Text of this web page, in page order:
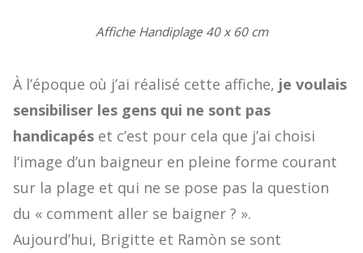
Affiche Handiplage 40 x 60 cm
À l’époque où j’ai réalisé cette affiche, je voulais
sensibiliser les gens qui ne sont pas
handicapés et c’est pour cela que j’ai choisi
l’image d’un baigneur en pleine forme courant
sur la plage et qui ne se pose pas la question
du « comment aller se baigner ? ».
Aujourd’hui, Brigitte et Ramòn se sont